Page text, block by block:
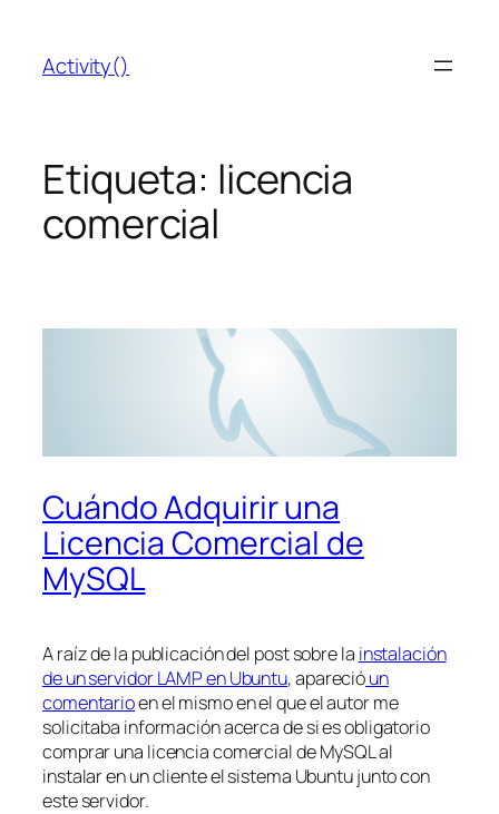
contenido
Activity()
Etiqueta: licencia
comercial
Cuándo Adquirir una
Licencia Comercial de
MySQL
A raíz de la publicación del post sobre la instalación
de un servidor LAMP en Ubuntu, aparecióun
comentarioen el mismo en el que el autor me
solicitaba información acerca de si es obligatorio
comprar una licencia comercial de MySQL al
instalar en un cliente el sistema Ubuntu junto con
este servidor.